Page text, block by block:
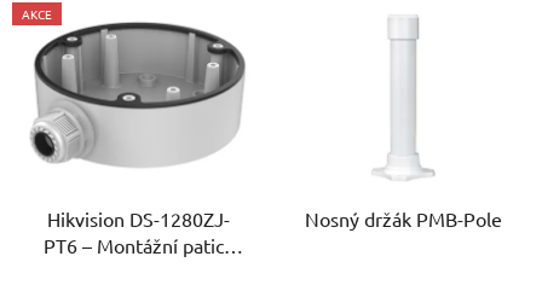
AKCE
Hikvision DS-1280ZJ-
PT6 – Montážní patice
Nosný držák PMB-Pole